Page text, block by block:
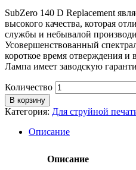
SubZero 140 D Replacement
высокого качества, которая
службы и небывалой
Усовершенствованный
короткое время отверждения
Лампа имеет заводскую
Количество
В корзину
Категория: Для струйной
Описание
Описание